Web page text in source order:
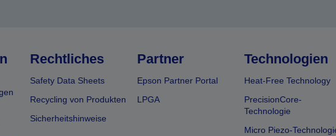
Rechtliches
Safety Data Sheets
Recycling von Produkten
Sicherheitshinweise
Partner
Epson Partner Portal
LPGA
Technologien
Heat-Free Technology
PrecisionCore-
Technologie
Micro Piezo-